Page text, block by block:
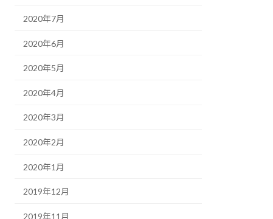
2020年7月
2020年6月
2020年5月
2020年4月
2020年3月
2020年2月
2020年1月
2019年12月
2019年11月